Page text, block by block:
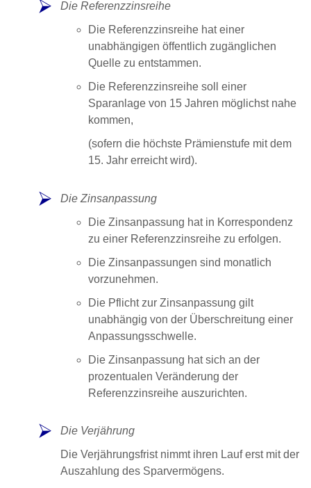
Die Referenzzinsreihe
Die Referenzzinsreihe hat einer
unabhängigen öffentlich zugänglichen
Quelle zu entstammen.
Die Referenzzinsreihe soll einer
Sparanlage von 15 Jahren möglichst nahe
kommen,
(sofern die höchste Prämienstufe mit dem
15. Jahr erreicht wird).
Die Zinsanpassung
Die Zinsanpassung hat in Korrespondenz
zu einer Referenzzinsreihe zu erfolgen.
Die Zinsanpassungen sind monatlich
vorzunehmen.
Die Pflicht zur Zinsanpassung gilt
unabhängig von der Überschreitung einer
Anpassungsschwelle.
Die Zinsanpassung hat sich an der
prozentualen Veränderung der
Referenzzinsreihe auszurichten.
Die Verjährung
Die Verjährungsfrist nimmt ihren Lauf erst mit der
Auszahlung des Sparvermögens.